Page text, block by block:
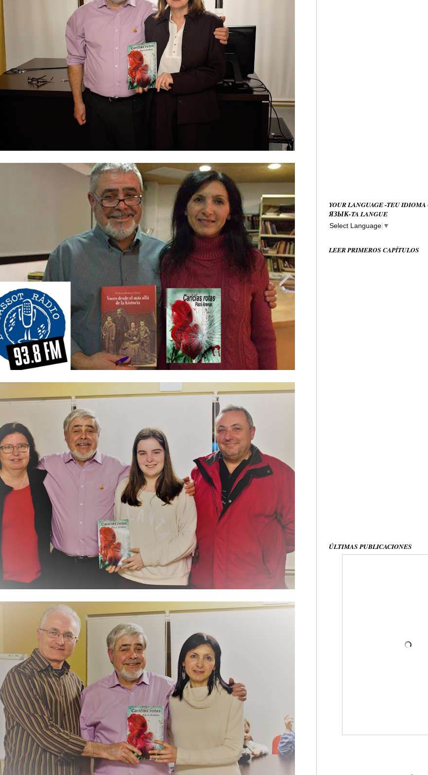
YOUR LANGUAGE -TEU
ЯЗЫК-TA LANGUE
Select Language ▼
LEER PRIMEROS CAPÍTULOS
ÚLTIMAS PUBLICACIONES